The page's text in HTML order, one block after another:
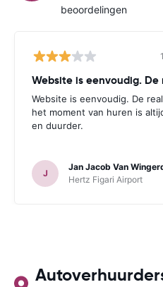
beoordelingen
Website is eenvoudig.
Website is eenvoudig. De
het moment van huren is
en duurder.
J
Jan Jacob Van
Hertz Figari Airport